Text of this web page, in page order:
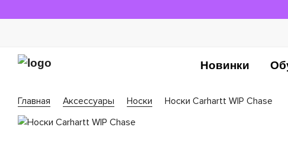
Новинки
Главная Аксессуары Носки Носки Carhartt WIP Chase